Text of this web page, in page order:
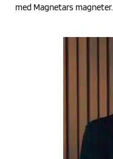
med Magnetars magneter.